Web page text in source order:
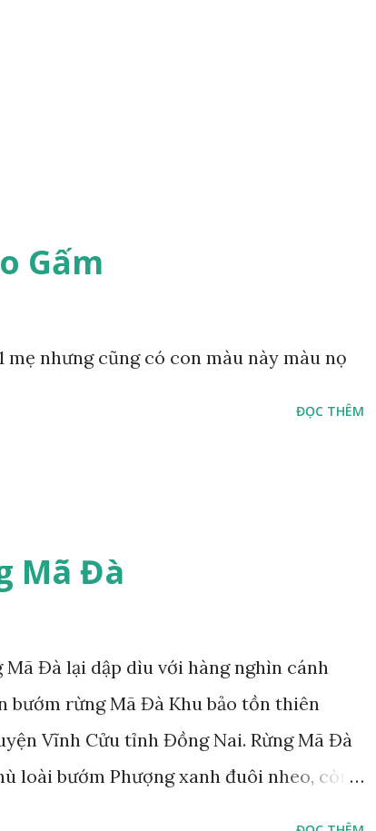
Gấm
mẹ nhưng cũng có con màu này màu nọ
ĐỌC THÊM
Mã Đà
Đà lại dập dìu với hàng nghìn cánh
bướm rừng Mã Đà Khu bảo tồn thiên
Vĩnh Cửu tỉnh Đồng Nai. Rừng Mã Đà
loài bướm Phượng xanh đuôi nheo, còn